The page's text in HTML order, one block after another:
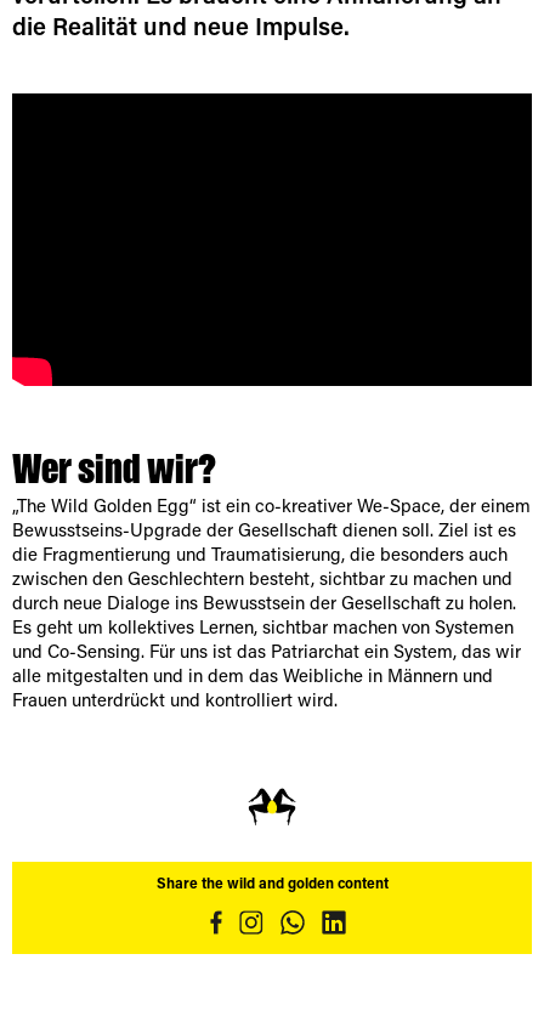
die Realität und neue Impulse.
Wer sind wir?
„The Wild Golden Egg“ ist ein co-kreativer We-Space, der einem
Bewusstseins-Upgrade der Gesellschaft dienen soll. Ziel ist es
die Fragmentierung und Traumatisierung, die besonders auch
zwischen den Geschlechtern besteht, sichtbar zu machen und
durch neue Dialoge ins Bewusstsein der Gesellschaft zu holen.
Es geht um kollektives Lernen, sichtbar machen von Systemen
und Co-Sensing. Für uns ist das Patriarchat ein System, das wir
alle mitgestalten und in dem das Weibliche in Männern und
Frauen unterdrückt und kontrolliert wird.
Share the wild and golden content